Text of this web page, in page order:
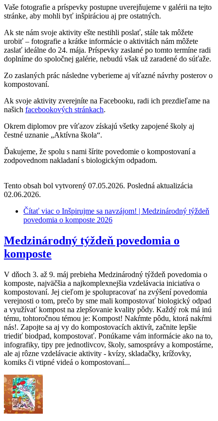
Vaše fotografie a príspevky postupne uverejňujeme v galérii na tejto
stránke, aby mohli byť inšpiráciou aj pre ostatných.
Ak ste nám svoje aktivity ešte nestihli poslať, stále tak môžete
urobiť – fotografie a krátke informácie o aktivitách nám môžete
zaslať ideálne do 24. mája. Príspevky zaslané po tomto termíne radi
doplníme do spoločnej galérie, nebudú však už zaradené do súťaže.
Zo zaslaných prác následne vyberieme aj víťazné návrhy posterov o
kompostovaní.
Ak svoje aktivity zverejníte na Facebooku, radi ich prezdieľame na
našich facebookových stránkach.
Okrem diplomov pre víťazov získajú všetky zapojené školy aj
čestné uznanie „Aktívna škola“.
Ďakujeme, že spolu s nami šírite povedomie o kompostovaní a
zodpovednom nakladaní s biologickým odpadom.
Tento obsah bol vytvorený 07.05.2026. Posledná aktualizácia
02.06.2026.
Čítať viac o Inšpirujme sa navzájom! | Medzinárodný týždeň
povedomia o komposte 2026
Medzinárodný týždeň povedomia o
komposte
V dňoch 3. až 9. máj prebieha Medzinárodný týždeň povedomia o
komposte, najväčšia a najkomplexnejšia vzdelávacia iniciatíva o
kompostovaní. Jej cieľom je spolupracovať na zvýšení povedomia
verejnosti o tom, prečo by sme mali kompostovať biologický odpad
a využívať kompost na zlepšovanie kvality pôdy. Každý rok má inú
tému, tohtoročnou témou je: Kompost! Nakŕmte pôdu, ktorá nakŕmi
nás!. Zapojte sa aj vy do kompostovacích aktivít, začnite lepšie
triediť biodpad, kompostovať. Ponúkame vám informácie ako na to,
infografiky, tipy pre jednotlivcov, školy, samosprávy a kompostárne,
ale aj rôzne vzdelávacie aktivity - kvízy, skladačky, krížovky,
komiks či vtipné videá o kompostovaní...